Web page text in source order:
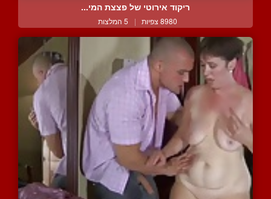
ריקוד אירוטי של פצצת המי...
8980 צפיות | 5 המלצות